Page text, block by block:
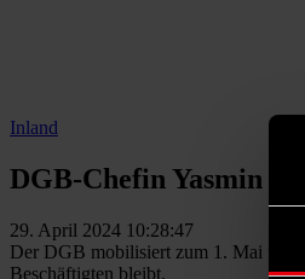
Inland
DGB-Chefin Yasmin
29. April 2024 10:28:47
Der DGB mobilisiert zum 1. Mai für
Beschäftigten bleibt.